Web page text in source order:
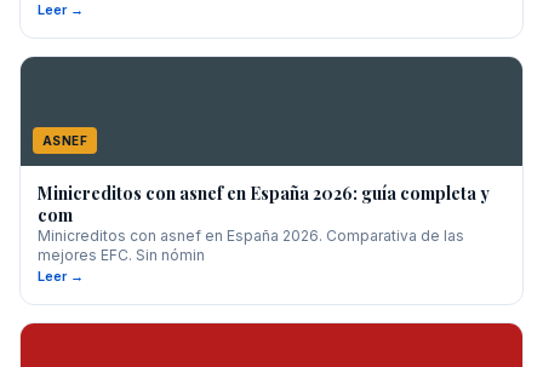
Leer →
ASNEF
Minicreditos con asnef en España 2026: guía completa y
com
Minicreditos con asnef en España 2026. Comparativa de las
mejores EFC. Sin nómin
Leer →